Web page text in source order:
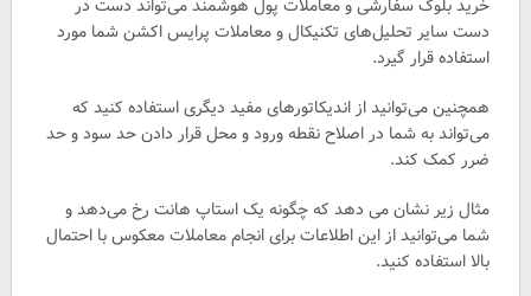
خرید بلوک سفارشی و معاملات پول هوشمند می‌تواند دست در
دست سایر تحلیل‌های تکنیکال و معاملات پرایس اکشن شما مورد
استفاده قرار گیرد.
همچنین می‌توانید از اندیکاتورهای مفید دیگری استفاده کنید که
می‌تواند به شما در اصلاح نقطه ورود و محل قرار دادن حد سود و حد
ضرر کمک کند.
مثال زیر نشان می دهد که چگونه یک استاپ هانت رخ می‌دهد و
شما می‌توانید از این اطلاعات برای انجام معاملات معکوس با احتمال
بالا استفاده کنید.